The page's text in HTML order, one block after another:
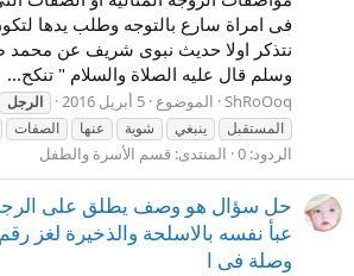
فى امراة سارع بالتوجه وطلب يدها
نتذكر اولا حديث نبوى شريف عن محمد
وسلم قال عليه الصلاة والسلام " تنكح...
ShRoOoq الموضوع 5 أبريل 2016 الرجل
المستقبل
ينبغي شوية عنها الصفات
الردود: 0 المنتدى: قسم الأسرة والطفل
حل سؤال هو وصف يطلق على
وصلة فى ا